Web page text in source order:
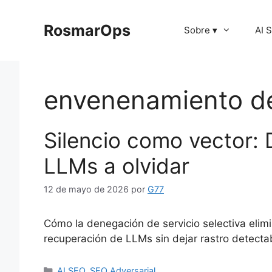
contenidoRosmarOps Sobre ▾ AI
envenenamiento
Silencio como vector:
LLMs a olvidar
12 de mayo de 2026 por G77
Cómo la denegación de servicio selectiva
recuperación de LLMs sin dejar rastro